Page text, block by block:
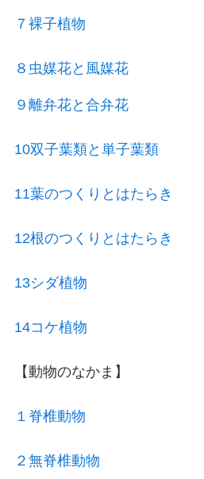
７裸子植物
８虫媒花と風媒花
９離弁花と合弁花
10双子葉類と単子葉類
11葉のつくりとはたらき
12根のつくりとはたらき
13シダ植物
14コケ植物
【動物のなかま】
１脊椎動物
２無脊椎動物